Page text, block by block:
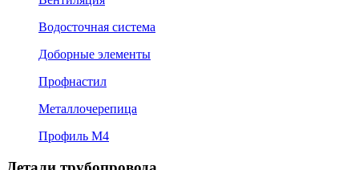
Водосточная система
Доборные элементы
Профнастил
Металлочерепица
Профиль М4